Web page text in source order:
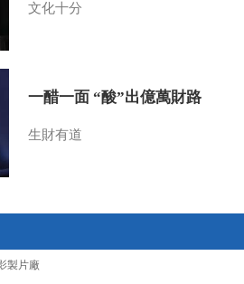
文化十分
一醋一面 “酸”出億萬財路
生財有道
製片廠